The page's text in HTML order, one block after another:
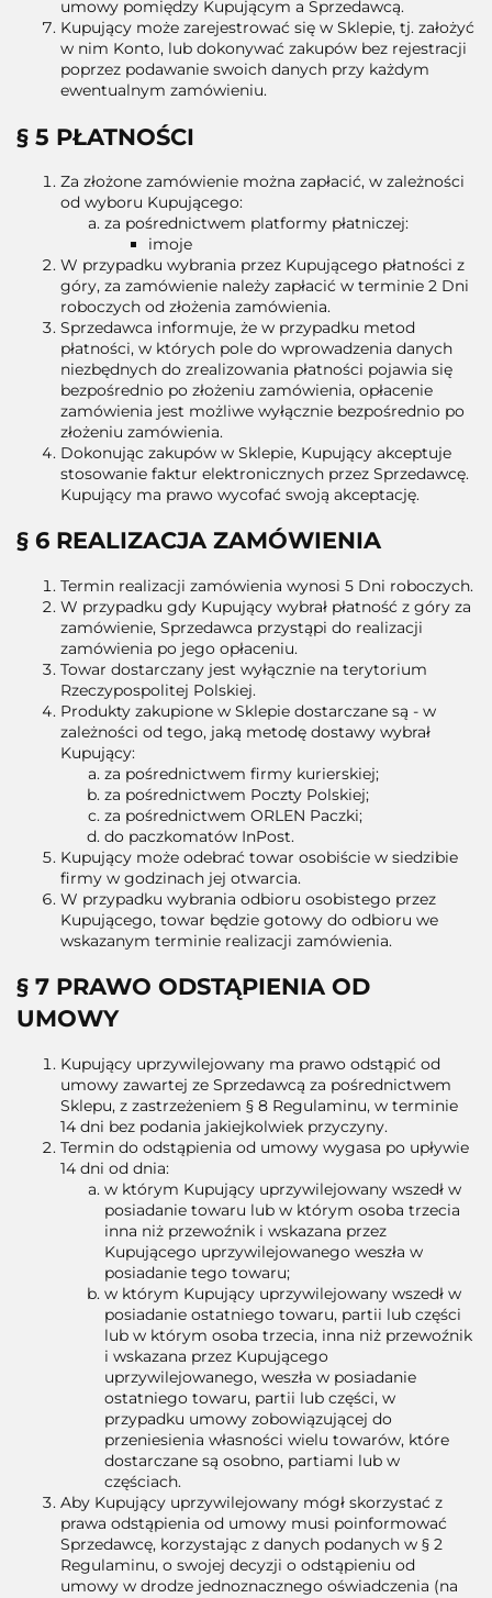
umowy pomiędzy Kupującym a Sprzedawcą.
Kupujący może zarejestrować się w Sklepie, tj. założyć
w nim Konto, lub dokonywać zakupów bez rejestracji
poprzez podawanie swoich danych przy każdym
ewentualnym zamówieniu.
§ 5 PŁATNOŚCI
Za złożone zamówienie można zapłacić, w zależności
od wyboru Kupującego:
za pośrednictwem platformy płatniczej:
imoje
W przypadku wybrania przez Kupującego płatności z
góry, za zamówienie należy zapłacić w terminie 2 Dni
roboczych od złożenia zamówienia.
Sprzedawca informuje, że w przypadku metod
płatności, w których pole do wprowadzenia danych
niezbędnych do zrealizowania płatności pojawia się
bezpośrednio po złożeniu zamówienia, opłacenie
zamówienia jest możliwe wyłącznie bezpośrednio po
złożeniu zamówienia.
Dokonując zakupów w Sklepie, Kupujący akceptuje
stosowanie faktur elektronicznych przez Sprzedawcę.
Kupujący ma prawo wycofać swoją akceptację.
§ 6 REALIZACJA ZAMÓWIENIA
Termin realizacji zamówienia wynosi 5 Dni roboczych.
W przypadku gdy Kupujący wybrał płatność z góry za
zamówienie, Sprzedawca przystąpi do realizacji
zamówienia po jego opłaceniu.
Towar dostarczany jest wyłącznie na terytorium
Rzeczypospolitej Polskiej.
Produkty zakupione w Sklepie dostarczane są - w
zależności od tego, jaką metodę dostawy wybrał
Kupujący:
za pośrednictwem firmy kurierskiej;
za pośrednictwem Poczty Polskiej;
za pośrednictwem ORLEN Paczki;
do paczkomatów InPost.
Kupujący może odebrać towar osobiście w siedzibie
firmy w godzinach jej otwarcia.
W przypadku wybrania odbioru osobistego przez
Kupującego, towar będzie gotowy do odbioru we
wskazanym terminie realizacji zamówienia.
§ 7 PRAWO ODSTĄPIENIA OD
UMOWY
Kupujący uprzywilejowany ma prawo odstąpić od
umowy zawartej ze Sprzedawcą za pośrednictwem
Sklepu, z zastrzeżeniem § 8 Regulaminu, w terminie
14 dni bez podania jakiejkolwiek przyczyny.
Termin do odstąpienia od umowy wygasa po upływie
14 dni od dnia:
w którym Kupujący uprzywilejowany wszedł w
posiadanie towaru lub w którym osoba trzecia
inna niż przewoźnik i wskazana przez
Kupującego uprzywilejowanego weszła w
posiadanie tego towaru;
w którym Kupujący uprzywilejowany wszedł w
posiadanie ostatniego towaru, partii lub części
lub w którym osoba trzecia, inna niż przewoźnik
i wskazana przez Kupującego
uprzywilejowanego, weszła w posiadanie
ostatniego towaru, partii lub części, w
przypadku umowy zobowiązującej do
przeniesienia własności wielu towarów, które
dostarczane są osobno, partiami lub w
częściach.
Aby Kupujący uprzywilejowany mógł skorzystać z
prawa odstąpienia od umowy musi poinformować
Sprzedawcę, korzystając z danych podanych w § 2
Regulaminu, o swojej decyzji o odstąpieniu od
umowy w drodze jednoznacznego oświadczenia (na